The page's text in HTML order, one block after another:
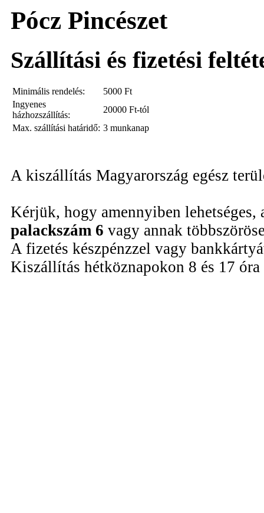
Pócz Pincészet
Szállítási és fizetési
Minimális rendelés: 5000 Ft
Ingyenes
házhozszállítás:
20000 Ft-tól
Max. szállítási határidő: 3 munkanap
A kiszállítás Magyarország egész
Kérjük, hogy amennyiben lehetséges,
palackszám 6 vagy annak
A fizetés készpénzzel vagy
Kiszállítás hétköznapokon 8 és 17